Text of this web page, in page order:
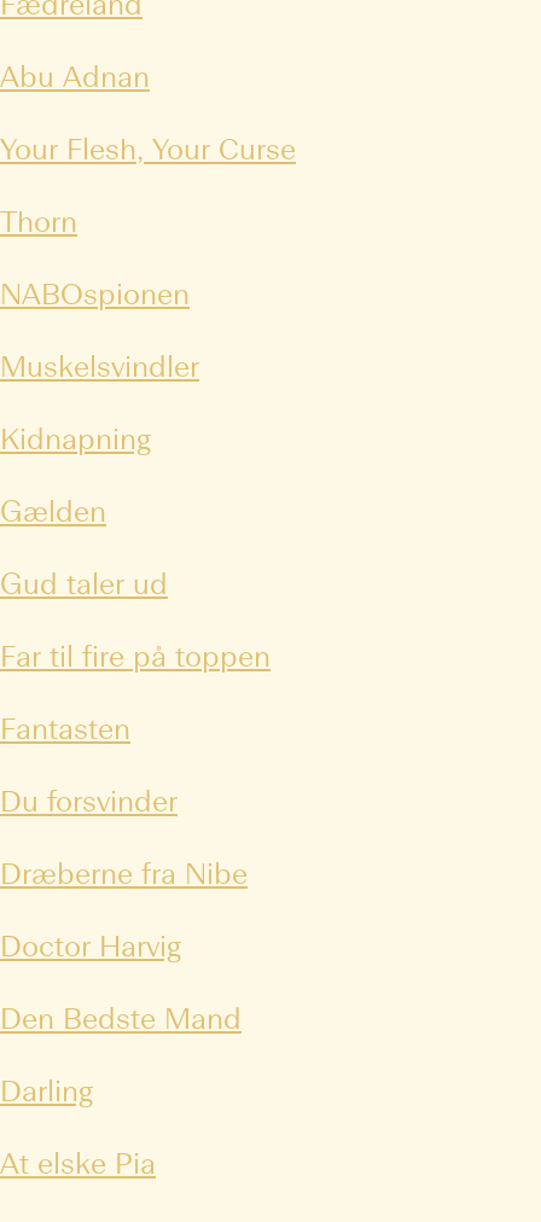
Fædreland
Abu Adnan
Your Flesh, Your Curse
Thorn
NABOspionen
Muskelsvindler
Kidnapning
Gælden
Gud taler ud
Far til fire på toppen
Fantasten
Du forsvinder
Dræberne fra Nibe
Doctor Harvig
Den Bedste Mand
Darling
At elske Pia